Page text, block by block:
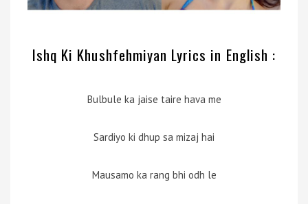
Ishq Ki Khushfehmiyan Lyrics in English :
Bulbule ka jaise taire hava me
Sardiyo ki dhup sa mizaj hai
Mausamo ka rang bhi odh le